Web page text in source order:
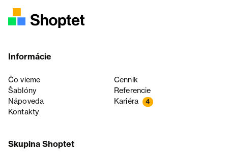
Informácie
Čo vieme
Cenník
Šablóny
Referencie
Nápoveda
Kariéra 4
Kontakty
Skupina Shoptet